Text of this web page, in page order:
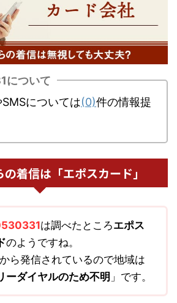
について
については(0)件の情報提
着信は「エポスカード」
は調べたところエポス
のようですね。
ら発信されているので地域は
ーダイヤルのため不明 」です。